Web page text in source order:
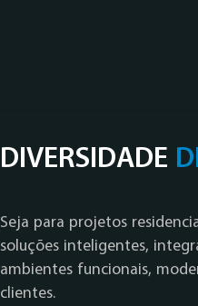
DIVERSIDADE
Seja para projetos
soluções inteligentes,
ambientes funcionais,
clientes.